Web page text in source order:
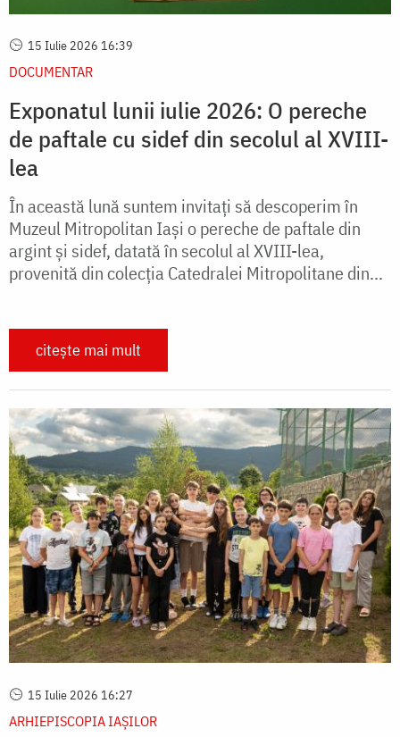
15 Iulie 2026 16:39
DOCUMENTAR
Exponatul lunii iulie 2026: O pereche
de paftale cu sidef din secolul al XVIII-
lea
În această lună suntem invitați să descoperim în
Muzeul Mitropolitan Iași o pereche de paftale din
argint și sidef, datată în secolul al XVIII-lea,
provenită din colecția Catedralei Mitropolitane din...
citește mai mult
15 Iulie 2026 16:27
ARHIEPISCOPIA IAŞILOR